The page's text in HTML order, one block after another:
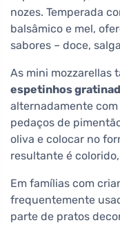
nozes. Temperada
balsâmico e mel,
sabores – doce,
As mini mozzarellas
espetinhos
alternadamente
pedaços de
oliva e colocar no
resultante é
Em famílias com
frequentemente
parte de pratos